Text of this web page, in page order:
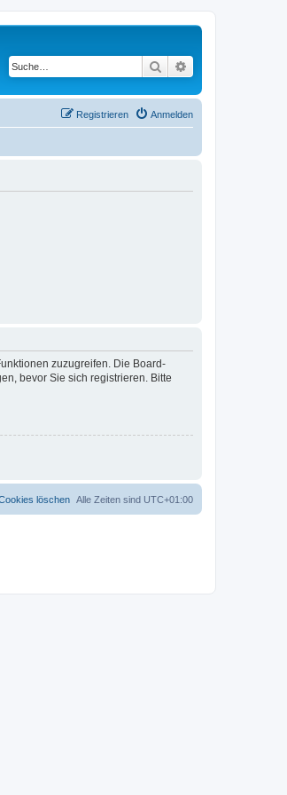
Suche
Anmelden
Registrieren
zuzugreifen. Die Board-
bevor Sie sich registrieren. Bitte
Alle Zeiten sind UTC+01:00
löschen